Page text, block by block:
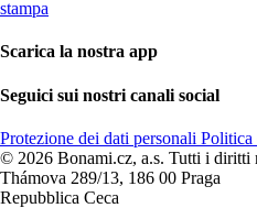
stampa
Scarica la nostra app
Seguici sui nostri canali social
Protezione dei dati personali Politica
© 2026 Bonami.cz, a.s. Tutti i diritti
Thámova 289/13, 186 00 Praga
Repubblica Ceca